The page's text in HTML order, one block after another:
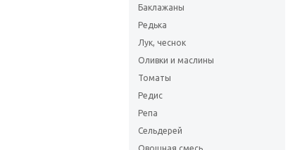
Баклажаны
Редька
Лук, чеснок
Оливки и маслины
Томаты
Редис
Репа
Сельдерей